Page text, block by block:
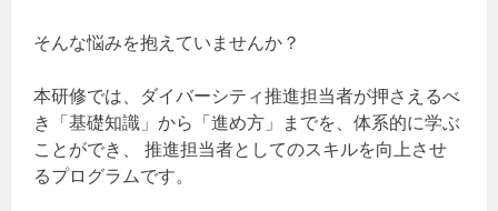
そんな悩みを抱えていませんか？
本研修では、ダイバーシティ推進担当者が押さえるべ
き「基礎知識」から「進め方」までを、体系的に学ぶ
ことができ、 推進担当者としてのスキルを向上させ
るプログラムです。